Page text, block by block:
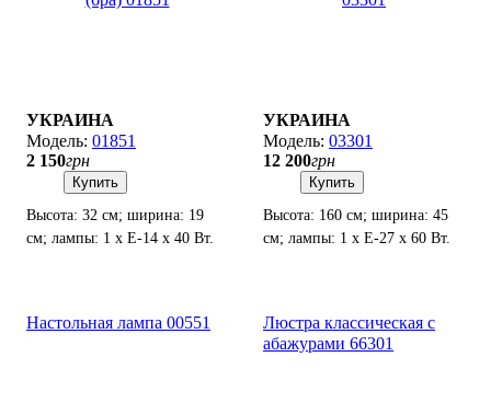
УКРАИНА
01851
2 150грн
Купить
Высота: 32 см; ширина: 19
см; лампы: 1 х Е-14 х 40 Вт.
УКРАИНА
03301
12 200грн
Купить
Высота: 160 см; ширина: 45
см; лампы: 1 х Е-27 х 60 Вт.
Настольная лампа 00551
Люстра классическая с
абажурами 66301